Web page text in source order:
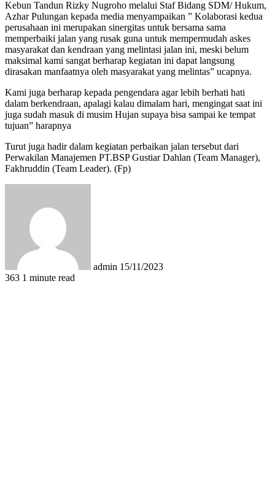
Kebun Tandun Rizky Nugroho melalui Staf Bidang SDM/ Hukum,
Azhar Pulungan kepada media menyampaikan ” Kolaborasi kedua
perusahaan ini merupakan sinergitas untuk bersama sama
memperbaiki jalan yang rusak guna untuk mempermudah askes
masyarakat dan kendraan yang melintasi jalan ini, meski belum
maksimal kami sangat berharap kegiatan ini dapat langsung
dirasakan manfaatnya oleh masyarakat yang melintas” ucapnya.
Kami juga berharap kepada pengendara agar lebih berhati hati
dalam berkendraan, apalagi kalau dimalam hari, mengingat saat ini
juga sudah masuk di musim Hujan supaya bisa sampai ke tempat
tujuan” harapnya
Turut juga hadir dalam kegiatan perbaikan jalan tersebut dari
Perwakilan Manajemen PT.BSP Gustiar Dahlan (Team Manager),
Fakhruddin (Team Leader). (Fp)
admin 15/11/2023
363 1 minute read